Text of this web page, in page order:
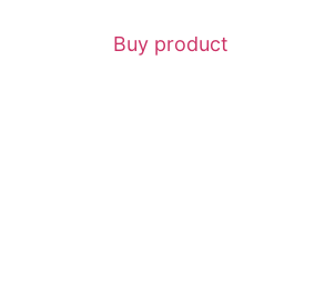
Buy product